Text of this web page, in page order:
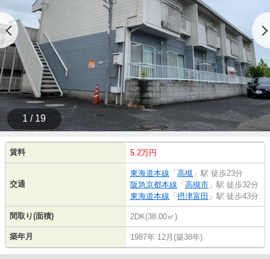
1 / 19
賃料 5.2万円
交通
東海道本線 「 高槻 」駅 徒歩23分
阪急京都本線 「 高槻市 」駅 徒歩32分
東海道本線 「 摂津富田 」駅 徒歩43分
間取り(面積) 2DK(38.00㎡)
築年月 1987年 12月(築38年)